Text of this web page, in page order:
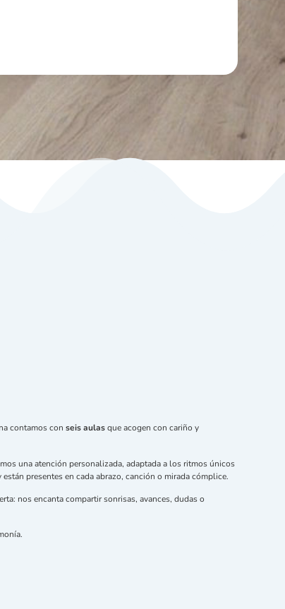
contamos conseis aulasque acogen con cariño y
una atención personalizada, adaptada a los ritmos únicos
presentes en cada abrazo, canción o mirada cómplice.
nos encanta compartir sonrisas, avances, dudas o